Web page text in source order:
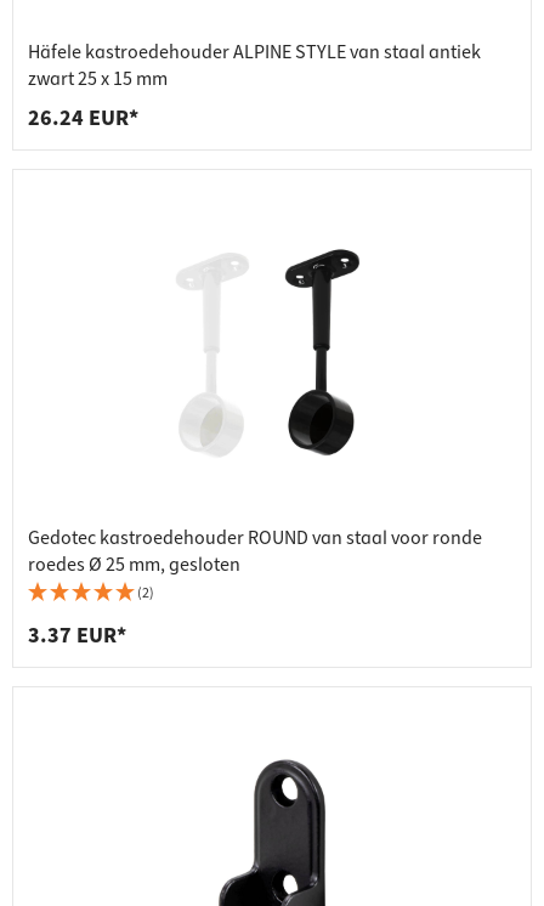
Häfele kastroedehouder ALPINE STYLE van staal antiek
zwart 25 x 15 mm
26.24 EUR*
Gedotec kastroedehouder ROUND van staal voor ronde
roedes Ø 25 mm, gesloten
(2)
3.37 EUR*